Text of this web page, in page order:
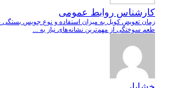
کارشناس روابط عمومی
زمان تعویض کویل به میزان استفاده و نوع جویس بستگی
طعم سوختگی از مهم‌ترین نشانه‌های نیاز به ...